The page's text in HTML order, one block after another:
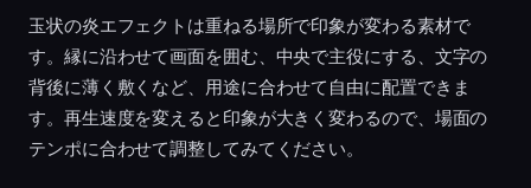
玉状の炎エフェクトは重ねる場所で印象が変わる素材で
す。縁に沿わせて画面を囲む、中央で主役にする、文字の
背後に薄く敷くなど、用途に合わせて自由に配置できま
す。再生速度を変えると印象が大きく変わるので、場面の
テンポに合わせて調整してみてください。